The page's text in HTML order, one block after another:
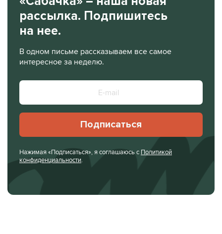
рассылка. Подпишитесь
на нее.
В одном письме рассказываем все самое
интересное за неделю.
Подписаться
Нажимая «Подписаться», я соглашаюсь с Политикой
конфиденциальности.